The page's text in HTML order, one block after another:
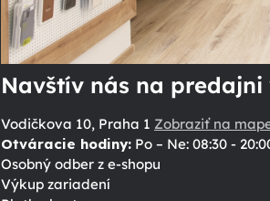
Navštív nás na predajni
Vodičkova 10, Praha 1 Zobraziť na
Otváracie hodiny:Po – Ne: 08:30 -
Osobný odber z e-shopu
Výkup zariadení